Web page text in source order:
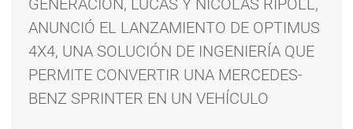
GENERACIÓN, LUCAS Y NICOLAS RIPOLL,
ANUNCIÓ EL LANZAMIENTO DE OPTIMUS
4X4, UNA SOLUCIÓN DE INGENIERÍA QUE
PERMITE CONVERTIR UNA MERCEDES-
BENZ SPRINTER EN UN VEHÍCULO